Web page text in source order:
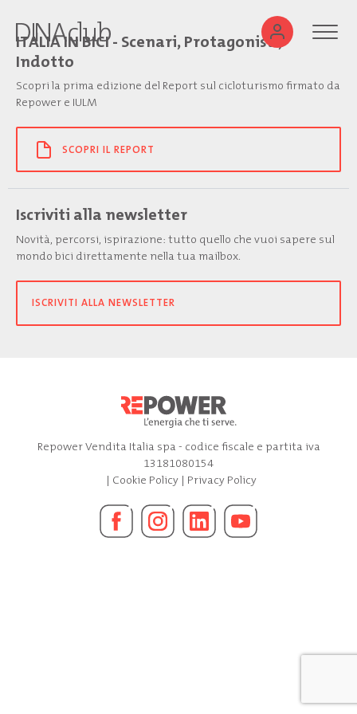
ITALIA IN BICI - Scenari, Protagonisti,
Indotto
Scopri la prima edizione del Report sul cicloturismo firmato da
Repower e IULM
SCOPRI IL REPORT
Iscriviti alla newsletter
Novità, percorsi, ispirazione: tutto quello che vuoi sapere sul
mondo bici direttamente nella tua mailbox.
ISCRIVITI ALLA NEWSLETTER
Repower Vendita Italia spa - codice fiscale e partita iva
13181080154
| Cookie Policy| Privacy Policy